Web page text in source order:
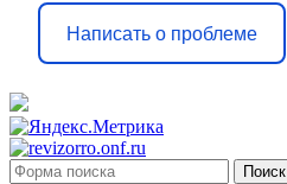
Написать о проблеме
Поиск